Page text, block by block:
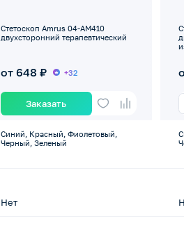
Стетоскоп Amrus 04-AM410
двухсторонний терапевтический
от 648 ₽ +32
Заказать
Синий, Красный, Фиолетовый,
Черный, Зеленый
Нет